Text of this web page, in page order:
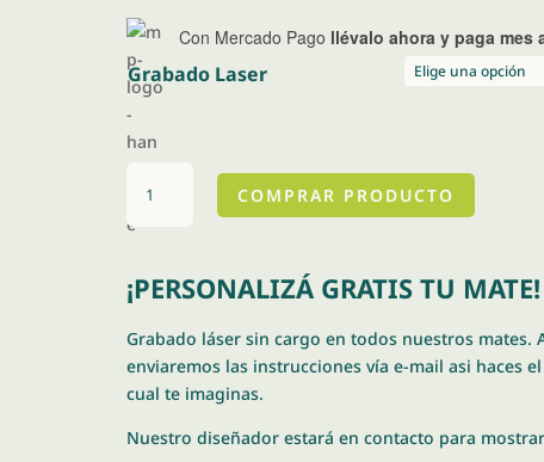
Con Mercado Pago llévalo ahora y paga mes
Grabado Laser
Bala
500
cantidad
COMPRAR PRODUCTO
¡PERSONALIZÁ GRATIS TU MATE!
Grabado láser sin cargo en todos nuestros mates.
enviaremos las instrucciones vía e-mail asi haces
cual te imaginas.
Nuestro diseñador estará en contacto para